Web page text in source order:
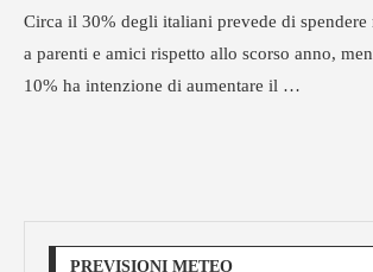
Circa il 30% degli italiani prevede di spendere
a parenti e amici rispetto allo scorso anno,
10% ha intenzione di aumentare il …
PREVISIONI METEO